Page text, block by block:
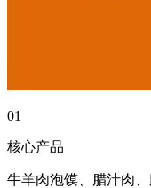
01
核心产品
牛羊肉泡馍、腊汁肉